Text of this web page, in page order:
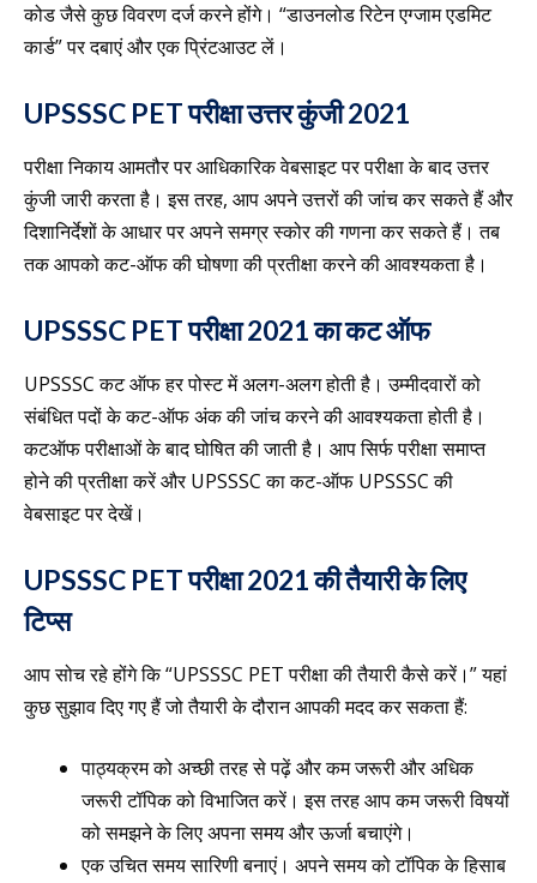
कोड जैसे कुछ विवरण दर्ज करने होंगे। “डाउनलोड रिटेन एग्जाम एडमिट
कार्ड” पर दबाएं और एक प्रिंटआउट लें।
UPSSSC PET परीक्षा उत्तर कुंजी 2021
परीक्षा निकाय आमतौर पर आधिकारिक वेबसाइट पर परीक्षा के बाद उत्तर
कुंजी जारी करता है। इस तरह, आप अपने उत्तरों की जांच कर सकते हैं और
दिशानिर्देशों के आधार पर अपने समग्र स्कोर की गणना कर सकते हैं। तब
तक आपको कट-ऑफ की घोषणा की प्रतीक्षा करने की आवश्यकता है।
UPSSSC PET परीक्षा 2021 का कट ऑफ
UPSSSC कट ऑफ हर पोस्ट में अलग-अलग होती है। उम्मीदवारों को
संबंधित पदों के कट-ऑफ अंक की जांच करने की आवश्यकता होती है।
कटऑफ परीक्षाओं के बाद घोषित की जाती है। आप सिर्फ परीक्षा समाप्त
होने की प्रतीक्षा करें और UPSSSC का कट-ऑफ UPSSSC की
वेबसाइट पर देखें।
UPSSSC PET परीक्षा 2021 की तैयारी के लिए
टिप्स
आप सोच रहे होंगे कि “UPSSSC PET परीक्षा की तैयारी कैसे करें।” यहां
कुछ सुझाव दिए गए हैं जो तैयारी के दौरान आपकी मदद कर सकता हैं:
पाठ्यक्रम को अच्छी तरह से पढ़ें और कम जरूरी और अधिक
जरूरी टॉपिक को विभाजित करें। इस तरह आप कम जरूरी विषयों
को समझने के लिए अपना समय और ऊर्जा बचाएंगे।
एक उचित समय सारिणी बनाएं। अपने समय को टॉपिक के हिसाब